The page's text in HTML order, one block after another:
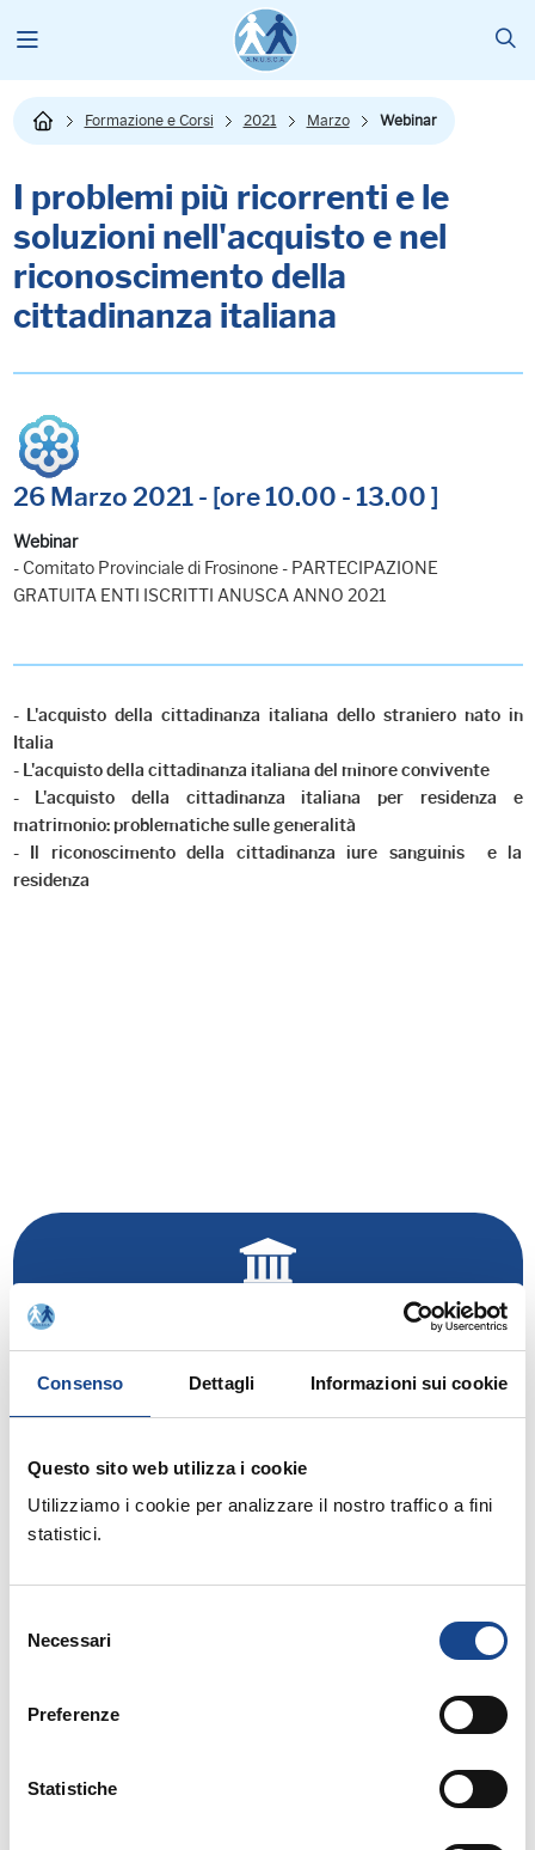
Consenso Dettagli Informazioni sui cookie
Questo sito web utilizza i cookie
Utilizziamo i cookie per analizzare il nostro traffico a fini
statistici.
delNecessari
Preferenze
Statistiche
Formazione e Corsi 2021 Marzo Webinar
I problemi più ricorrenti e le
soluzioni nell'acquisto e nel
riconoscimento della
cittadinanza italiana
26 Marzo 2021 - [ore 10.00 - 13.00 ]
Webinar
- Comitato Provinciale di Frosinone - PARTECIPAZIONE
GRATUITA ENTI ISCRITTI ANUSCA ANNO 2021
- L'acquisto della cittadinanza italiana dello straniero nato in
Italia
- L'acquisto della cittadinanza italiana del minore convivente
- L'acquisto della cittadinanza italiana per residenza e
matrimonio: problematiche sulle generalità
- Il riconoscimento della cittadinanza iure sanguinis e la
residenza
Rinnovo adesione Comuni anno 2020
Rinnovo adesione Soci Individuali anno 2020
Relatore:
Allegati: